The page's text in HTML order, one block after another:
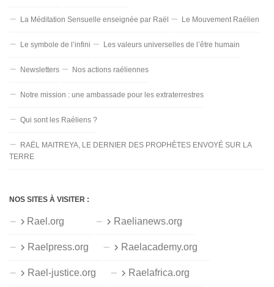
La Méditation Sensuelle enseignée par Raël Le Mouvement Raélien
Le symbole de l’infini Les valeurs universelles de l’être humain
Newsletters Nos actions raéliennes
Notre mission : une ambassade pour les extraterrestres
Qui sont les Raéliens ?
RAËL MAITREYA, LE DERNIER DES PROPHÈTES ENVOYÉ SUR LA
TERRE
NOS SITES À VISITER :
Rael.org Raelianews.org
Raelpress.org Raelacademy.org
Rael-justice.org Raelafrica.org